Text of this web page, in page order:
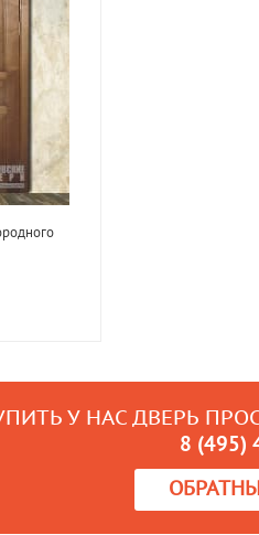
У НАС ДВЕРЬ
8 (495)